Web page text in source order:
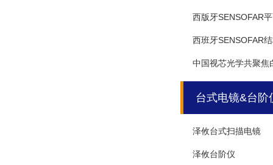
西版牙SENSOFAR
西班牙SENSOFAR
中国视芯光学共聚焦
台式电镜&台阶
泽攸台式扫描电镜
泽攸台阶仪